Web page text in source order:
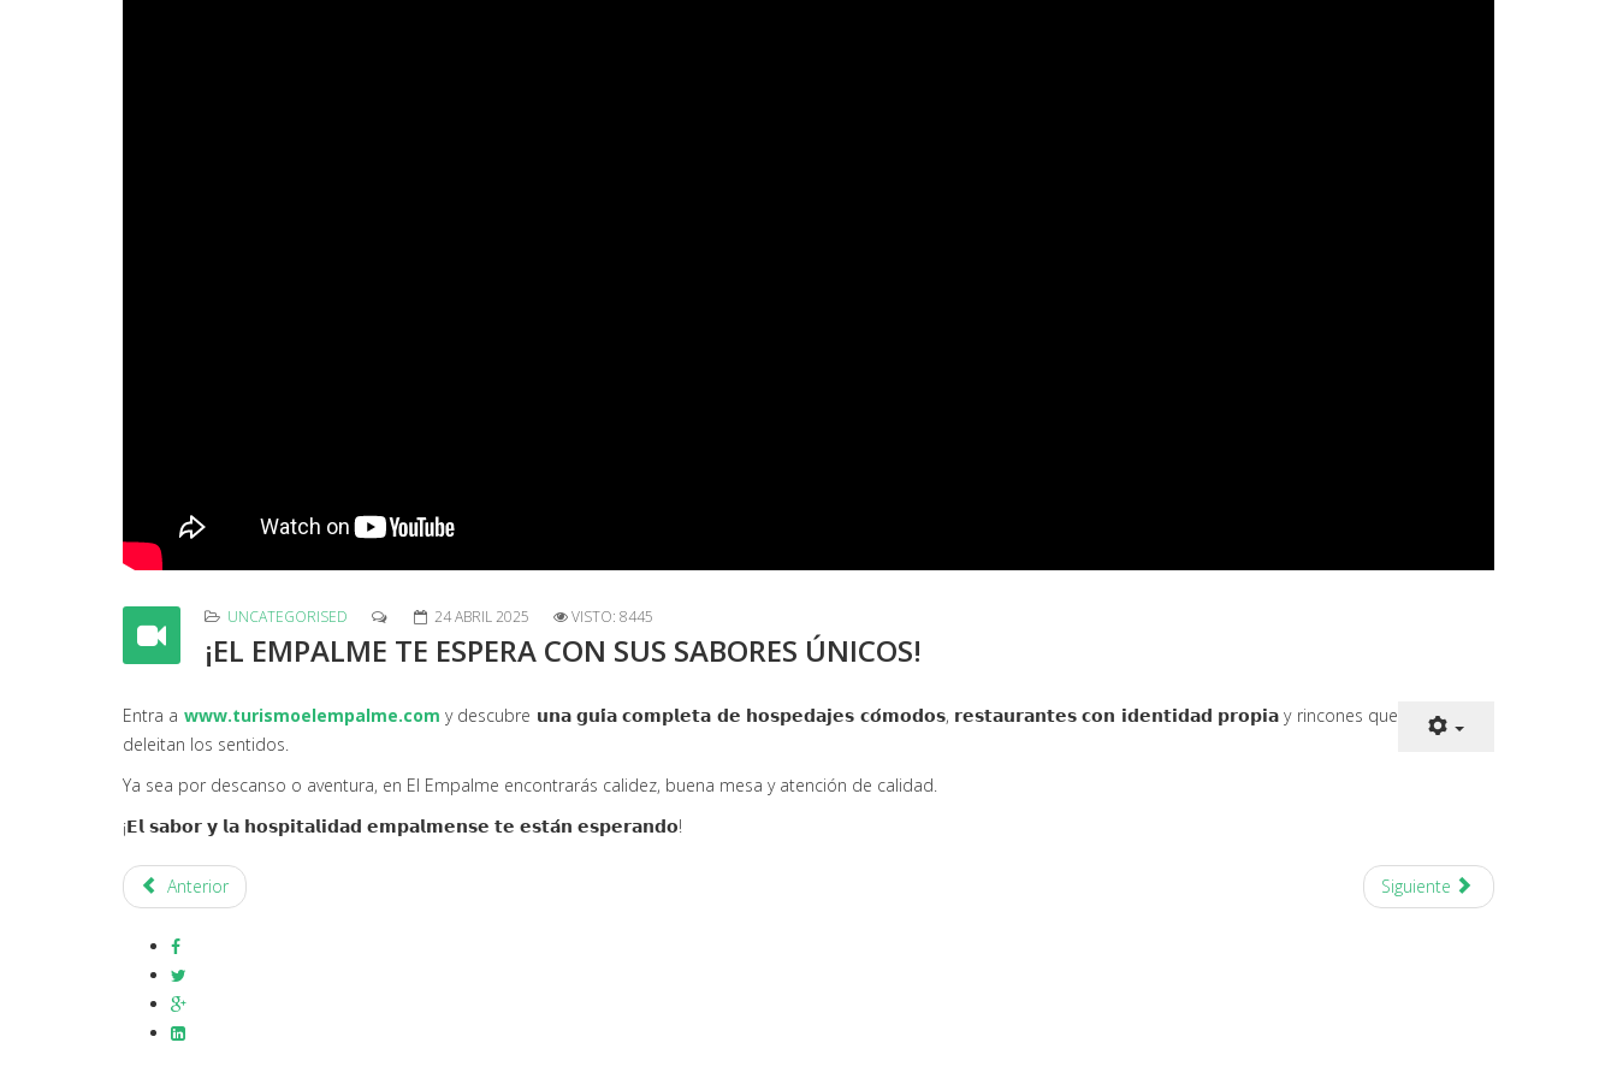
UNCATEGORISED 24 ABRIL 2025 VISTO: 8445
¡EL EMPALME TE ESPERA CON SUS SABORES ÚNICOS!
Entra a www.turismoelempalme.com y descubre 𝘂𝗻𝗮 𝗴𝘂𝗶́𝗮 𝗰𝗼𝗺𝗽𝗹𝗲𝘁𝗮 𝗱𝗲 𝗵𝗼𝘀𝗽𝗲𝗱𝗮𝗷𝗲𝘀 𝗰𝗼́𝗺𝗼𝗱𝗼𝘀, 𝗿𝗲𝘀𝘁𝗮𝘂𝗿𝗮𝗻𝘁𝗲𝘀 𝗰𝗼𝗻 𝗶𝗱𝗲𝗻𝘁𝗶𝗱𝗮𝗱 𝗽𝗿𝗼𝗽𝗶𝗮 y rincones que
deleitan los sentidos.
Ya sea por descanso o aventura, en El Empalme encontrarás calidez, buena mesa y atención de calidad.
¡𝗘𝗹 𝘀𝗮𝗯𝗼𝗿 𝘆 𝗹𝗮 𝗵𝗼𝘀𝗽𝗶𝘁𝗮𝗹𝗶𝗱𝗮𝗱 𝗲𝗺𝗽𝗮𝗹𝗺𝗲𝗻𝘀𝗲 𝘁𝗲 𝗲𝘀𝘁𝗮́𝗻 𝗲𝘀𝗽𝗲𝗿𝗮𝗻𝗱𝗼!
Anterior Siguiente